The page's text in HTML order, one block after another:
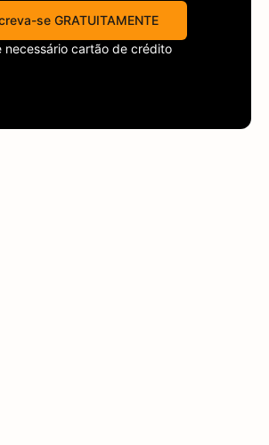
se GRATUITAMENTE
necessário cartão de crédito